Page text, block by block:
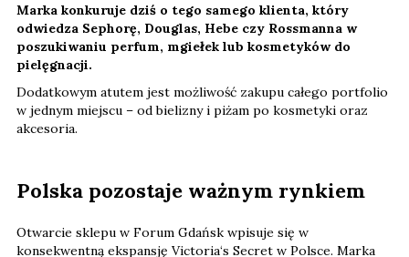
Marka konkuruje dziś o tego samego klienta, który
odwiedza Sephorę, Douglas, Hebe czy Rossmanna w
poszukiwaniu perfum, mgiełek lub kosmetyków do
pielęgnacji.
Dodatkowym atutem jest możliwość zakupu całego portfolio
w jednym miejscu – od bielizny i piżam po kosmetyki oraz
akcesoria.
Polska pozostaje ważnym rynkiem
Otwarcie sklepu w Forum Gdańsk wpisuje się w
konsekwentną ekspansję Victoria‘s Secret w Polsce. Marka